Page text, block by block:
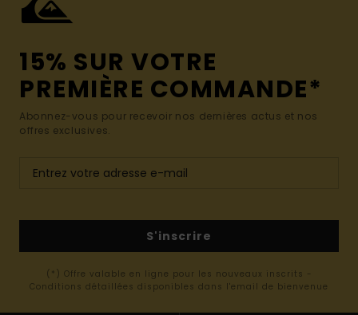
15% SUR VOTRE
PREMIÈRE COMMANDE*
Abonnez-vous pour recevoir nos dernières actus et nos
offres exclusives.
S'inscrire
(*) Offre valable en ligne pour les nouveaux inscrits -
Conditions détaillées disponibles dans l'email de bienvenue